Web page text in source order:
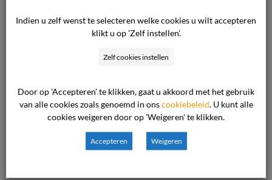
De ondernemer heeft een en ander uitgebreid
met de consument besproken.
Het gebeurt vaker dat elektrische onderdelen
van een e-bike kapot gaan. De ondernemer
weet niet wat hij nog meer voor de consument
Indien u zelf wenst te selecteren welke cookies u wilt accepteren
klikt u op 'Zelf instellen'.
Zelf cookies instellen
Door op 'Accepteren' te klikken, gaat u akkoord met het gebruik
van alle cookies zoals genoemd in onscookiebeleid . U kunt alle
cookies weigeren door op 'Weigeren' te klikken.
Accepteren Weigeren